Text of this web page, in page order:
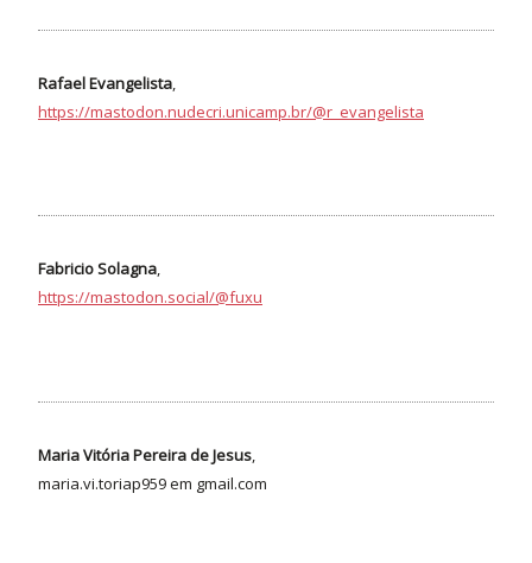
Rafael Evangelista,
https://mastodon.nudecri.unicamp.br/@r_evangelista
Fabricio Solagna,
https://mastodon.social/@fuxu
Maria Vitória Pereira de Jesus,
maria.vi.toriap959 em gmail.com